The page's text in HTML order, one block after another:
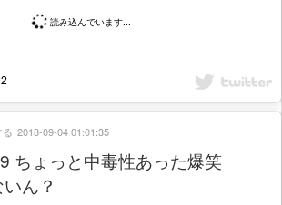
読み込んでいます...
ちょっと中毒性あった爆笑
ん？
2018-09-04 01:01:35